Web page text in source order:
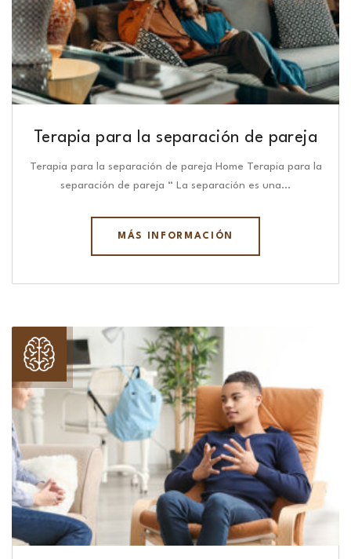
Terapia para la separación de pareja
Terapia para la separación de pareja Home Terapia para la
separación de pareja “ La separación es una…
MÁS INFORMACIÓN